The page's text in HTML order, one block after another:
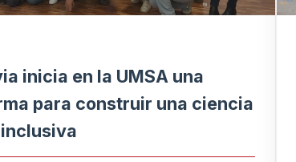
inicia en la UMSA una
para construir una ciencia